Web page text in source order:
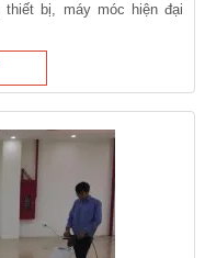
thiết bị, máy móc hiện đại